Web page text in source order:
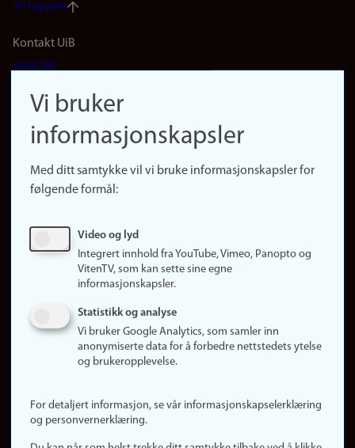
Til toppen
Footer
(no)
Kontakt UiB
Kontakt
Finn forsker
Presse
Finn studier
Ledige stillinger
Om nettstedet
Informasjonskapsler
Personvern
Vi bruker
informasjonskapsler
Med ditt samtykke vil vi bruke informasjonskapsler for
følgende formål:
Video og lyd
Integrert innhold fra YouTube, Vimeo, Panopto og
VitenTV, som kan sette sine egne
informasjonskapsler.
Statistikk og analyse
Vi bruker Google Analytics, som samler inn
anonymiserte data for å forbedre nettstedets ytelse
og brukeropplevelse.
For detaljert informasjon, se vår informasjonskapselerklæring
og personvernerklæring.